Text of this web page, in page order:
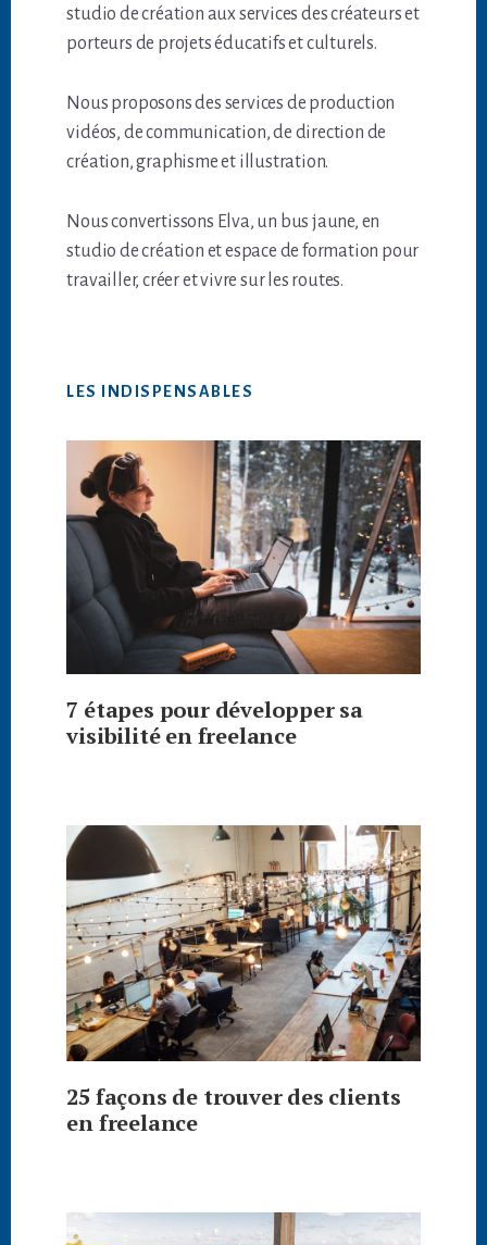
studio de création aux services des créateurs et
porteurs de projets éducatifs et culturels.
Nous proposons des services de production
vidéos, de communication, de direction de
création, graphisme et illustration.
Nous convertissons Elva, un bus jaune, en
studio de création et espace de formation pour
travailler, créer et vivre sur les routes.
LES INDISPENSABLES
7 étapes pour développer sa
visibilité en freelance
25 façons de trouver des clients
en freelance